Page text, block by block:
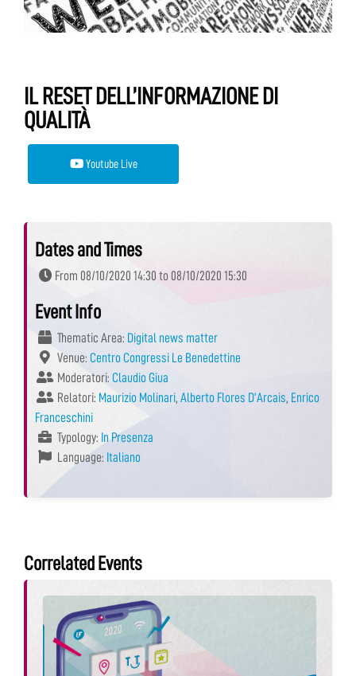
IL RESET DELL’INFORMAZIONE DI
QUALITÀ
Youtube Live
Dates and Times
From 08/10/2020 14:30 to 08/10/2020 15:30
Event Info
Thematic Area: Digital news matter
Venue: Centro Congressi Le Benedettine
Moderatori: Claudio Giua
Relatori: Maurizio Molinari, Alberto Flores D’Arcais, Enrico
Franceschini
Typology: In Presenza
Language: Italiano
Correlated Events